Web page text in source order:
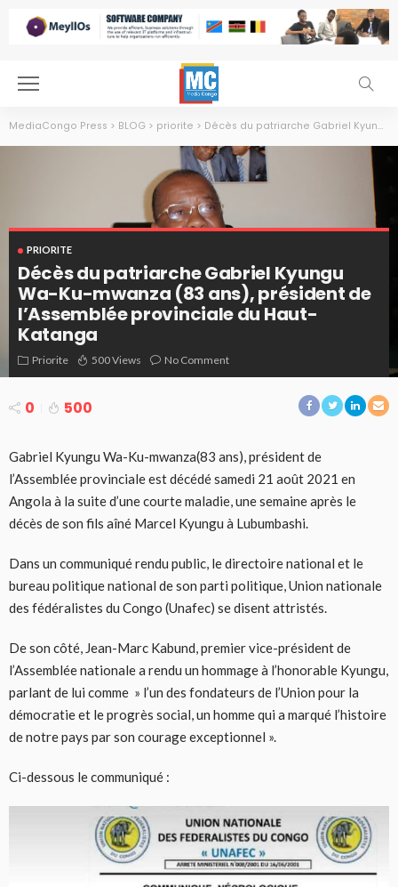
MediaCongo Press > BLOG > priorite > Décès du patriarche Gabriel Kyungu Wa-Ku-mwanza (83 ans), président de l’Assemblée provinciale du Haut-Katanga
PRIORITE
Décès du patriarche Gabriel Kyungu
Wa-Ku-mwanza (83 ans), président de
l’Assemblée provinciale du Haut-
Katanga
Priorite 500 Views No Comment
0 500
Gabriel Kyungu Wa-Ku-mwanza(83 ans), président de
l’Assemblée provinciale est décédé samedi 21 août 2021 en
Angola à la suite d’une courte maladie, une semaine après le
décès de son fils aîné Marcel Kyungu à Lubumbashi.
Dans un communiqué rendu public, le directoire national et le
bureau politique national de son parti politique, Union nationale
des fédéralistes du Congo (Unafec) se disent attristés.
De son côté, Jean-Marc Kabund, premier vice-président de
l’Assemblée nationale a rendu un hommage à l’honorable Kyungu,
parlant de lui comme » l’un des fondateurs de l’Union pour la
démocratie et le progrès social, un homme qui a marqué l’histoire
de notre pays par son courage exceptionnel ».
Ci-dessous le communiqué :